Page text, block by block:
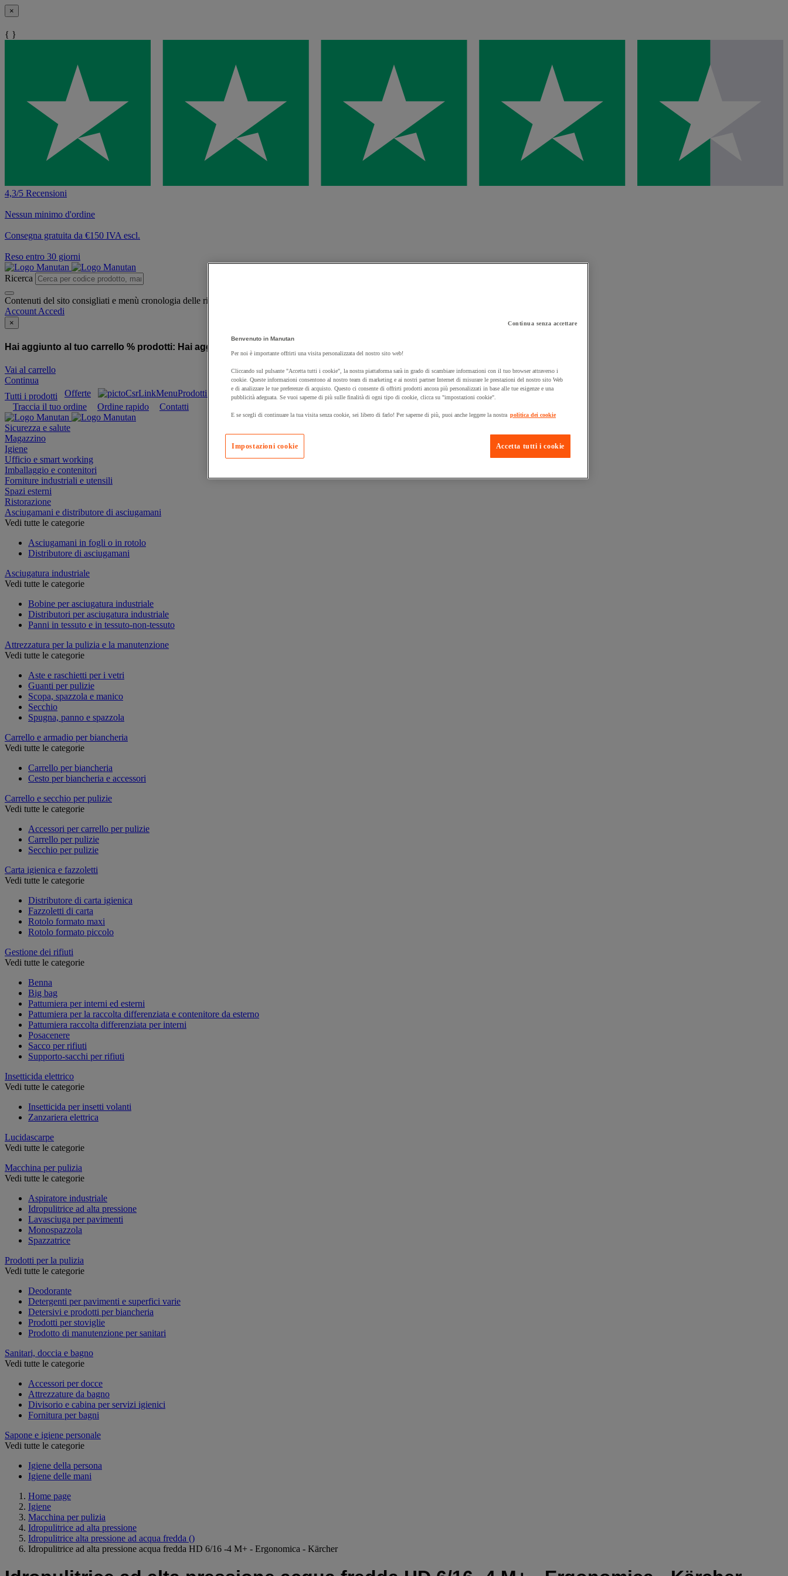
×
{ }
4,3/5 Recensioni
Nessun minimo d'ordine
Consegna gratuita da €150 IVA escl.
Reso entro 30 giorni
Ricerca
Contenuti del sito consigliati e menù cronologia delle ricerche
Account Accedi
×
Hai aggiunto al tuo carrello % prodotti: Hai aggiunto al tuo carrello un prodotto:
Vai al carrello
Continua
Tutti i prodotti
Offerte Prodotti sostenibili Manutan Expert
Prodotti in pronta consegna
Traccia il tuo ordine
Ordine rapido Contatti
Sicurezza e salute
Magazzino
Igiene
Ufficio e smart working
Imballaggio e contenitori
Forniture industriali e utensili
Spazi esterni
Ristorazione
Asciugamani e distributore di asciugamani
Vedi tutte le categorie
Asciugamani in fogli o in rotolo
Distributore di asciugamani
Asciugatura industriale
Vedi tutte le categorie
Bobine per asciugatura industriale
Distributori per asciugatura industriale
Panni in tessuto e in tessuto-non-tessuto
Attrezzatura per la pulizia e la manutenzione
Vedi tutte le categorie
Aste e raschietti per i vetri
Guanti per pulizie
Scopa, spazzola e manico
Secchio
Spugna, panno e spazzola
Carrello e armadio per biancheria
Vedi tutte le categorie
Carrello per biancheria
Cesto per biancheria e accessori
Carrello e secchio per pulizie
Vedi tutte le categorie
Accessori per carrello per pulizie
Carrello per pulizie
Secchio per pulizie
Carta igienica e fazzoletti
Vedi tutte le categorie
Distributore di carta igienica
Fazzoletti di carta
Rotolo formato maxi
Rotolo formato piccolo
Gestione dei rifiuti
Vedi tutte le categorie
Benna
Big bag
Pattumiera per interni ed esterni
Pattumiera per la raccolta differenziata e contenitore da esterno
Pattumiera raccolta differenziata per interni
Posacenere
Sacco per rifiuti
Supporto-sacchi per rifiuti
Insetticida elettrico
Vedi tutte le categorie
Insetticida per insetti volanti
Zanzariera elettrica
Lucidascarpe
Vedi tutte le categorie
Macchina per pulizia
Vedi tutte le categorie
Aspiratore industriale
Idropulitrice ad alta pressione
Lavasciuga per pavimenti
Monospazzola
Spazzatrice
Prodotti per la pulizia
Vedi tutte le categorie
Deodorante
Detergenti per pavimenti e superfici varie
Detersivi e prodotti per biancheria
Prodotti per stoviglie
Prodotto di manutenzione per sanitari
Sanitari, doccia e bagno
Vedi tutte le categorie
Accessori per docce
Attrezzature da bagno
Divisorio e cabina per servizi igienici
Fornitura per bagni
Sapone e igiene personale
Vedi tutte le categorie
Igiene della persona
Igiene delle mani
Home page
Igiene
Macchina per pulizia
Idropulitrice ad alta pressione
Idropulitrice alta pressione ad acqua fredda ()
Idropulitrice ad alta pressione acqua fredda HD 6/16 -4 M+ - Ergonomica - Kärcher
Continua senza accettare
Benvenuto in Manutan
Per noi è importante offrirti una visita personalizzata del nostro sito web!
Cliccando sul pulsante "Accetta tutti i cookie", la nostra piattaforma sarà in grado di scambiare informazioni con il tuo browser attraverso i
cookie. Queste informazioni consentono al nostro team di marketing e ai nostri partner Internet di misurare le prestazioni del nostro sito Web
e di analizzare le tue preferenze di acquisto. Questo ci consente di offrirti prodotti ancora più personalizzati in base alle tue esigenze e una
pubblicità adeguata. Se vuoi saperne di più sulle finalità di ogni tipo di cookie, clicca su "impostazioni cookie".
E se scegli di continuare la tua visita senza cookie, sei libero di farlo! Per saperne di più, puoi anche leggere la nostra politica dei cookie
Accetta tutti i cookie
Impostazioni cookie